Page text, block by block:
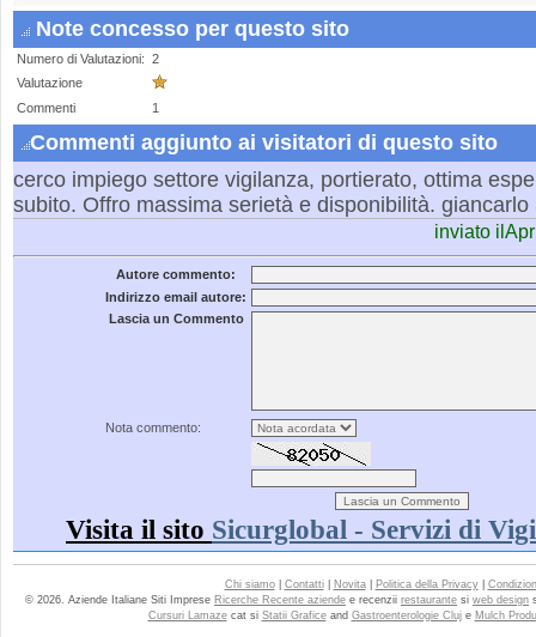
Note concesso per questo sito
Numero di Valutazioni: 2
Valutazione
Commenti
1
Commenti aggiunto ai visitatori di questo sito
cerco impiego settore vigilanza, portierato, ottima
subito. Offro massima serietà e disponibilità. giancarlo
inviato
Autore commento:
Indirizzo email autore:
Lascia un Commento
Nota commento:
Visita il sito Sicurglobal - Servizi di
Chi siamo| Contatti| Novita| Politica della Privacy|
© 2026. Aziende Italiane Siti Imprese Ricerche Recente aziende e recenzii restaurante si web design
Cursuri Lamazecat si Statii Graficeand Gastroenterologie Cluje Mulch